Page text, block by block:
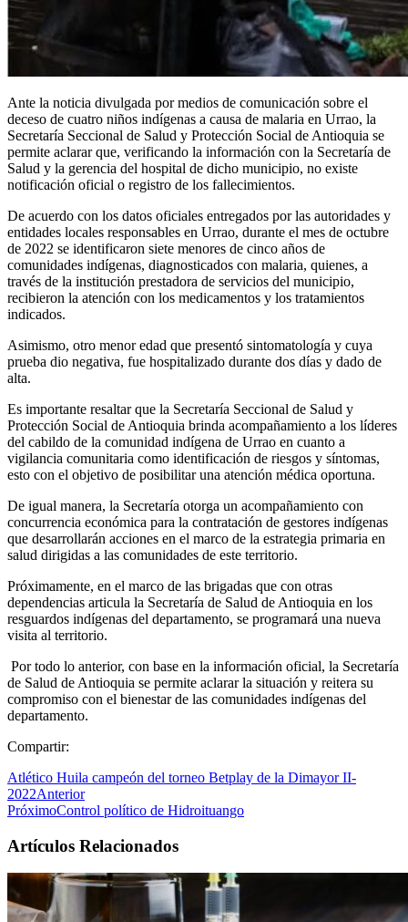
Ante la noticia divulgada por medios de comunicación sobre el
deceso de cuatro niños indígenas a causa de malaria en Urrao, la
Secretaría Seccional de Salud y Protección Social de Antioquia se
permite aclarar que, verificando la información con la Secretaría de
Salud y la gerencia del hospital de dicho municipio, no existe
notificación oficial o registro de los fallecimientos.
De acuerdo con los datos oficiales entregados por las autoridades y
entidades locales responsables en Urrao, durante el mes de octubre
de 2022 se identificaron siete menores de cinco años de
comunidades indígenas, diagnosticados con malaria, quienes, a
través de la institución prestadora de servicios del municipio,
recibieron la atención con los medicamentos y los tratamientos
indicados.
Asimismo, otro menor edad que presentó sintomatología y cuya
prueba dio negativa, fue hospitalizado durante dos días y dado de
alta.
Es importante resaltar que la Secretaría Seccional de Salud y
Protección Social de Antioquia brinda acompañamiento a los líderes
del cabildo de la comunidad indígena de Urrao en cuanto a
vigilancia comunitaria como identificación de riesgos y síntomas,
esto con el objetivo de posibilitar una atención médica oportuna.
De igual manera, la Secretaría otorga un acompañamiento con
concurrencia económica para la contratación de gestores indígenas
que desarrollarán acciones en el marco de la estrategia primaria en
salud dirigidas a las comunidades de este territorio.
Próximamente, en el marco de las brigadas que con otras
dependencias articula la Secretaría de Salud de Antioquia en los
resguardos indígenas del departamento, se programará una nueva
visita al territorio.
Por todo lo anterior, con base en la información oficial, la Secretaría
de Salud de Antioquia se permite aclarar la situación y reitera su
compromiso con el bienestar de las comunidades indígenas del
departamento.
Compartir:
Atlético Huila campeón del torneo Betplay de la Dimayor II-
2022Anterior
PróximoControl político de Hidroituango
Artículos Relacionados